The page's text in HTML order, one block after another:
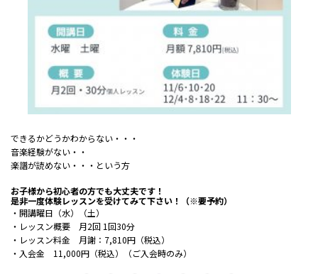
できるかどうかわからない・・・
音楽経験がない・・
楽譜が読めない・・・という方
お子様から初心者の方でも大丈夫です！
是非一度体験レッスンを受けてみて下さい！（※要予約）
・開講曜日（水）（土）
・レッスン概要 月2回 1回30分
・レッスン料金 月謝：7,810円（税込）
・入会金 11,000円（税込）（ご入会時のみ）